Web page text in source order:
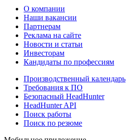
О компании
Наши вакансии
Партнерам
Реклама на сайте
Новости и статьи
Инвесторам
Кандидаты по профессиям
Производственный календарь
Требования к ПО
Безопасный HeadHunter
HeadHunter API
Поиск работы
Поиск по резюме